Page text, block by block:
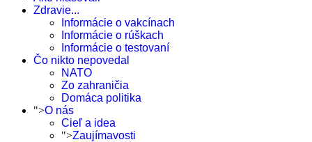
Zdravie...
Informácie o vakcínach
Informácie o rúškach
Informácie o testovaní
Čo nikto nepovedal
NATO
Zo zahraničia
Domáca politika
">O nás
Cieľ a idea
">Zaujímavosti